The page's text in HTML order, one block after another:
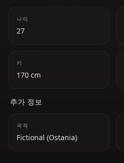
나이
27
키
170 cm
추가 정보
국적
Fictional (Ostania)